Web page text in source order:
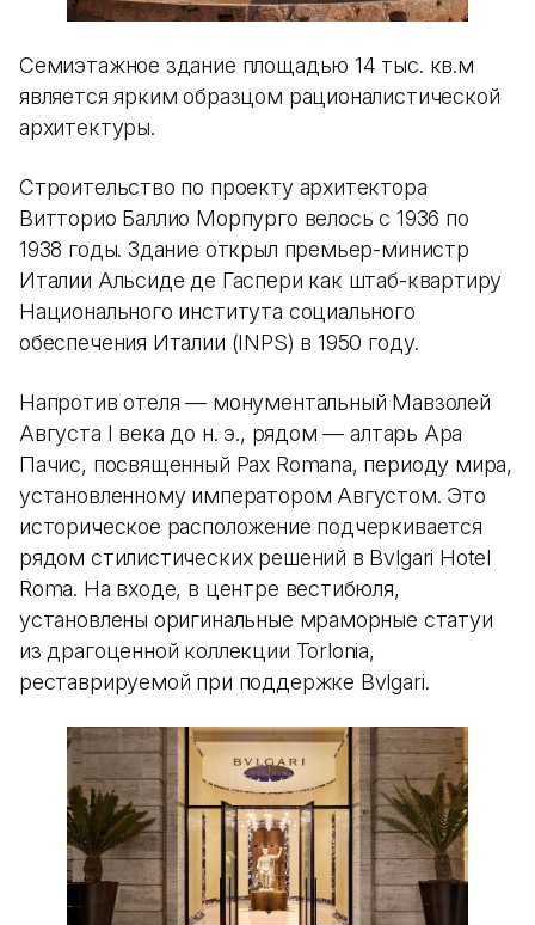
Семиэтажное здание площадью 14 тыс. кв.м
является ярким образцом рационалистической
архитектуры.
Строительство по проекту архитектора
Витторио Баллио Морпурго велось с 1936 по
1938 годы. Здание открыл премьер-министр
Италии Альсиде де Гаспери как штаб-квартиру
Национального института социального
обеспечения Италии (INPS) в 1950 году.
Напротив отеля — монументальный Мавзолей
Августа I века до н. э., рядом — алтарь Ара
Пачис, посвященный Pax Romana, периоду мира,
установленному императором Августом. Это
историческое расположение подчеркивается
рядом стилистических решений в Bvlgari Hotel
Roma. На входе, в центре вестибюля,
установлены оригинальные мраморные статуи
из драгоценной коллекции Torlonia,
реставрируемой при поддержке Bvlgari.